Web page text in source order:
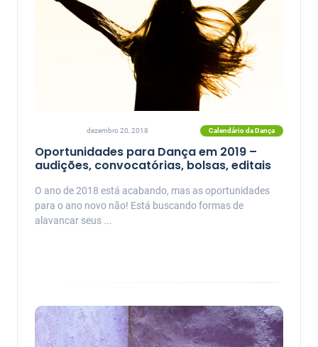
dezembro 20, 2018 Calendário da Dança
Oportunidades para Dança em 2019 –
audições, convocatórias, bolsas, editais
O ano de 2018 está acabando, mas as oportunidades
para o ano novo não! Está buscando formas de
alavancar seus ...